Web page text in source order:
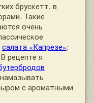
брускетт, в
Такие
очень
салата «Капрезе»:
рецепте я
с ароматными